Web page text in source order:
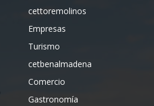
cettoremolinos
Empresas
Turismo
cetbenalmadena
Comercio
Gastronomía